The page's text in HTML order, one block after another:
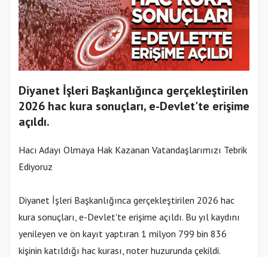
Diyanet İşleri Başkanlığınca gerçekleştirilen
2026 hac kura sonuçları, e-Devlet'te erişime
açıldı.
Hacı Adayı Olmaya Hak Kazanan Vatandaşlarımızı Tebrik
Ediyoruz
Diyanet İşleri Başkanlığınca gerçekleştirilen 2026 hac
kura sonuçları, e-Devlet'te erişime açıldı. Bu yıl kaydını
yenileyen ve ön kayıt yaptıran 1 milyon 799 bin 836
kişinin katıldığı hac kurası, noter huzurunda çekildi.